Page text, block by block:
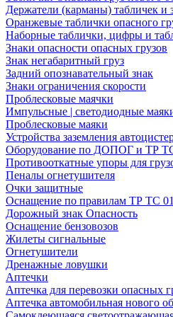
Держатели (карманы) табличек и
Оранжевые таблички опасного
Наборные таблички, цифры и
Знаки опасности опасных грузов
Знак негабаритный груз
Задний опознавательный знак
Знаки ограничения скорости
Проблесковые маячки
Импульсные | светодиодные
Проблесковые маяки
Устройства заземления
Оборудование по ДОПОГ и ТР ТС
Противооткатные упоры для
Пеналы огнетушителя
Очки защитные
Оснащение по правилам ТР ТС
Дорожный знак Опасность
Оснащение бензовозов
Жилеты сигнальные
Огнетушители
Дренажные ловушки
Аптечки
Аптечка для перевозки опасных
Аптечка автомобильная нового